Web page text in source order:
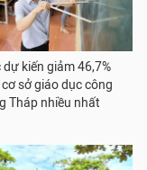
kiến giảm 46,7%
sở giáo dục công
Tháp nhiều nhất